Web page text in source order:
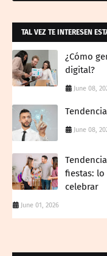
TAL VEZ TE INTERESEN
¿Cómo
digital?
June 08,
June 08,
fiestas:
celebrar
June 01, 2026